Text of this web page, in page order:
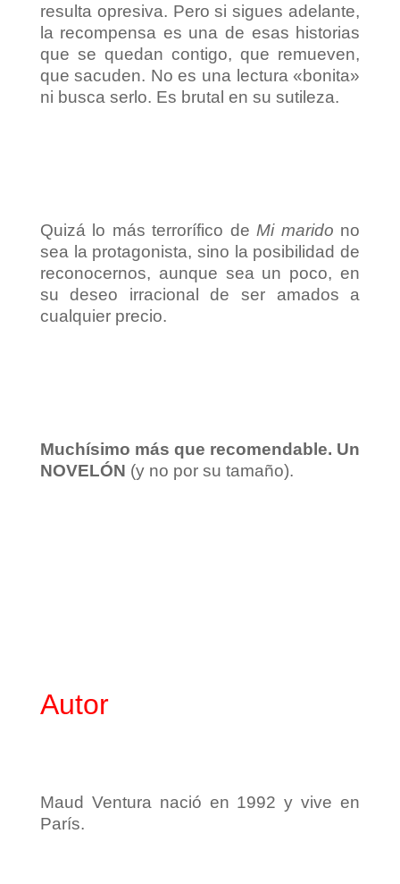
resulta opresiva. Pero si sigues adelante,
la recompensa es una de esas historias
que se quedan contigo, que remueven,
que sacuden. No es una lectura «bonita»
ni busca serlo. Es brutal en su sutileza.
Quizá lo más terrorífico de Mi marido no
sea la protagonista, sino la posibilidad de
reconocernos, aunque sea un poco, en
su deseo irracional de ser amados a
cualquier precio.
Muchísimo más que recomendable. Un
NOVELÓN (y no por su tamaño).
Autor
Maud Ventura nació en 1992 y vive en
París.